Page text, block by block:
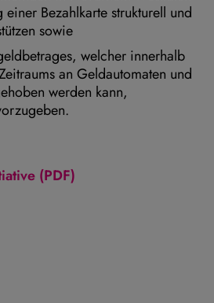
Bezahlkarte strukturell und
sowie
welcher innerhalb
an Geldautomaten und
werden kann,
(PDF)